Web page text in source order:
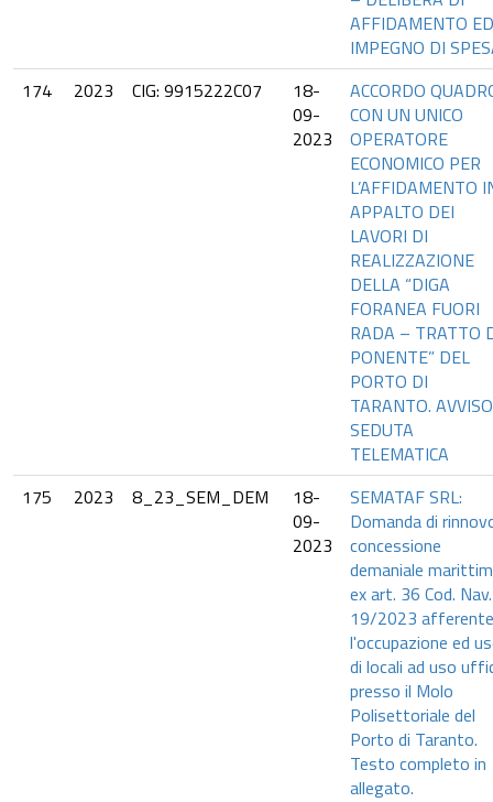
AFFIDAMENTO ED
IMPEGNO DI
174
2023 CIG: 9915222C07
18-
09-
2023
ACCORDO
CON UN UNICO
OPERATORE
ECONOMICO PER
L’AFFIDAMENTO
APPALTO DEI
LAVORI DI
REALIZZAZIONE
DELLA “DIGA
FORANEA FUORI
RADA – TRATTO
PONENTE” DEL
PORTO DI
TARANTO. AVVISO
SEDUTA
TELEMATICA
175
2023 8_23_SEM_DEM
18-
09-
2023
SEMATAF SRL:
Domanda di
concessione
demaniale
ex art. 36 Cod.
19/2023 afferente
l'occupazione ed
di locali ad uso
presso il Molo
Polisettoriale del
Porto di Taranto.
Testo completo in
allegato.